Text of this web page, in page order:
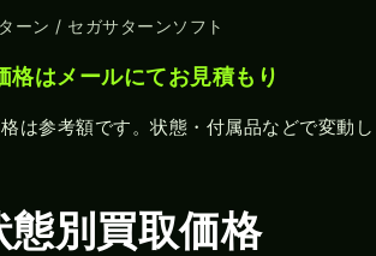
ーン / セガサターンソフト
格はメールにてお見積もり
は参考額です。状態・付属品などで変動
態別買取価格